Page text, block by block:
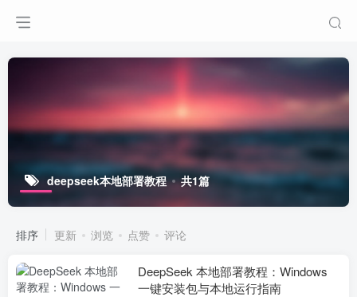
deepseek本地部署教程 共1篇
排序 更新 浏览 点赞 评论
DeepSeek 本地部署教程：Windows
一键安装包与本地运行指南